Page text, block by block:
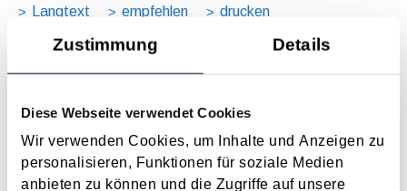
Zustimmung Details
Diese Webseite verwendet Cookies
Wir verwenden Cookies, um Inhalte und Anzeigen zu
personalisieren, Funktionen für soziale Medien
anbieten zu können und die Zugriffe auf unsere
Langtext
empfehlen drucken
Juli 2019
Die " Begleitende Kontrolle " ist aus dem Pilotprojekt "
Horizontal Monitoring " hervorgegangen und stellt die mit dem
Jahressteuergesetz 2018 eingeführte Alternative zu ex-post